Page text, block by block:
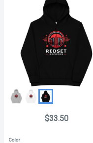
$33.50
Color